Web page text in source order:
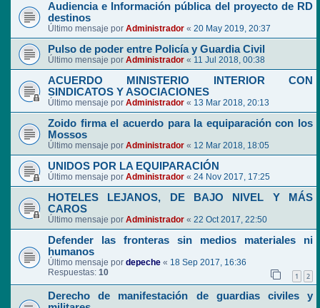
Audiencia e Información pública del proyecto de RD
destinos
Último mensaje por Administrador « 20 May 2019, 20:37
Pulso de poder entre Policía y Guardia Civil
Último mensaje por Administrador « 11 Jul 2018, 00:38
ACUERDO MINISTERIO INTERIOR CON
SINDICATOS Y ASOCIACIONES
Último mensaje por Administrador « 13 Mar 2018, 20:13
Zoido firma el acuerdo para la equiparación con los
Mossos
Último mensaje por Administrador « 12 Mar 2018, 18:05
UNIDOS POR LA EQUIPARACIÓN
Último mensaje por Administrador « 24 Nov 2017, 17:25
HOTELES LEJANOS, DE BAJO NIVEL Y MÁS
CAROS
Último mensaje por Administrador « 22 Oct 2017, 22:50
Defender las fronteras sin medios materiales ni
humanos
Último mensaje por depeche « 18 Sep 2017, 16:36
Respuestas: 10 1 2
Derecho de manifestación de guardias civiles y